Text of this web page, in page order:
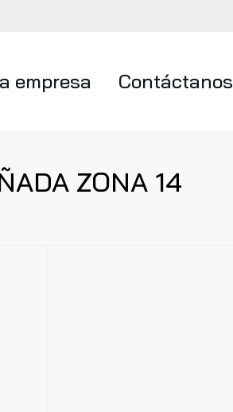
empresa Contáctanos
ZONA 14